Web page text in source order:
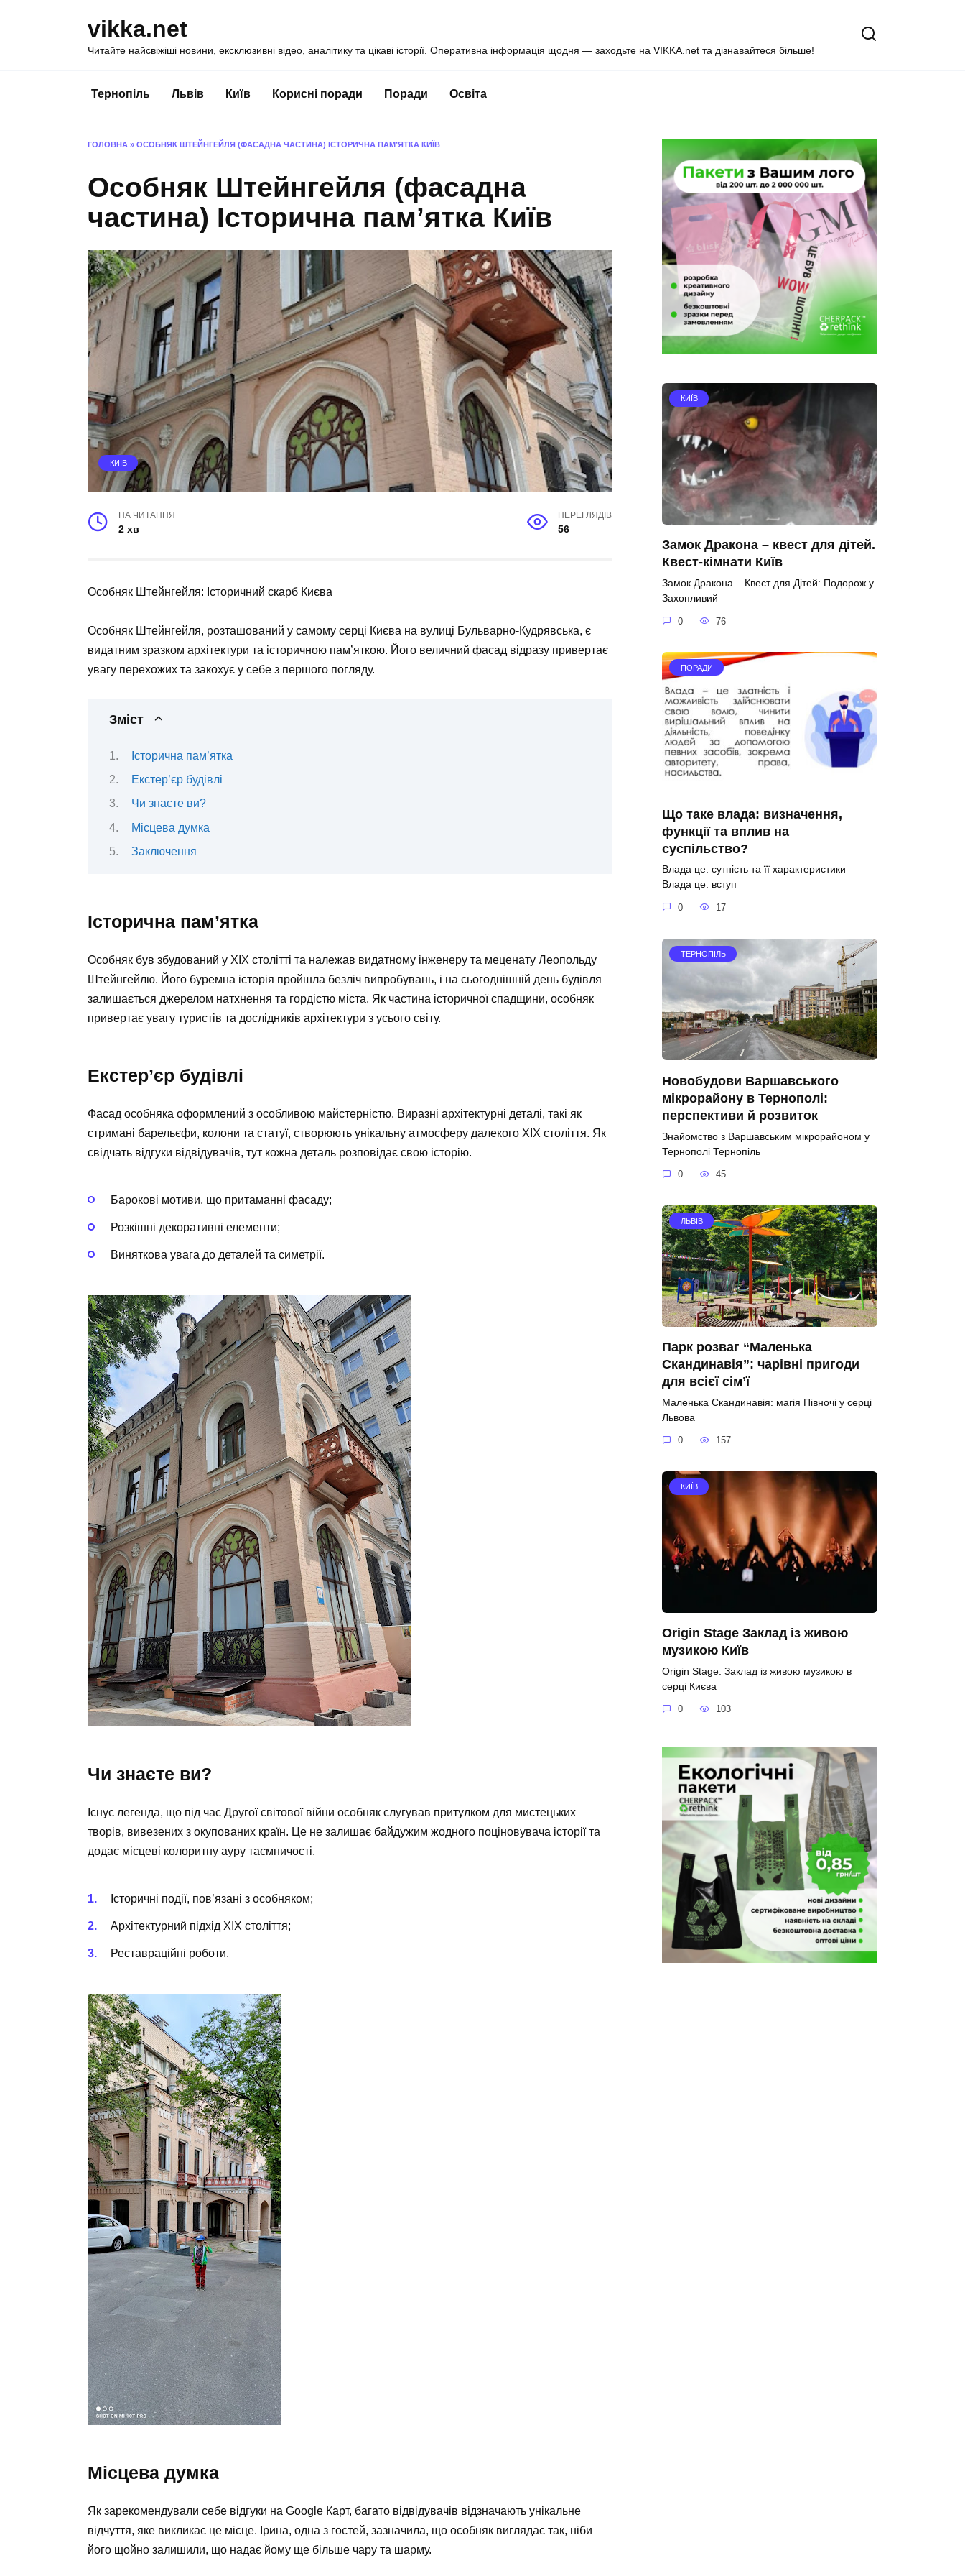
vikka.net
Читайте найсвіжіші новини, ексклюзивні відео, аналітику та цікаві історії. Оперативна інформація щодня — заходьте на VIKKA.net та дізнавайтеся більше!
Тернопіль Львів Київ Корисні поради Поради Освіта
ГОЛОВНА » ОСОБНЯК ШТЕЙНГЕЙЛЯ (ФАСАДНА ЧАСТИНА) ІСТОРИЧНА ПАМ’ЯТКА КИЇВ
Особняк Штейнгейля (фасадна
частина) Історична пам’ятка Київ
КИЇВ
НА ЧИТАННЯ
2 хв
ПЕРЕГЛЯДІВ
56
Особняк Штейнгейля: Історичний скарб Києва
Особняк Штейнгейля, розташований у самому серці Києва на вулиці Бульварно-Кудрявська, є
видатним зразком архітектури та історичною пам’яткою. Його величний фасад відразу привертає
увагу перехожих та закохує у себе з першого погляду.
Зміст
Історична пам’ятка
Екстер’єр будівлі
Чи знаєте ви?
Місцева думка
Заключення
Історична пам’ятка
Особняк був збудований у XIX столітті та належав видатному інженеру та меценату Леопольду
Штейнгейлю. Його буремна історія пройшла безліч випробувань, і на сьогоднішній день будівля
залишається джерелом натхнення та гордістю міста. Як частина історичної спадщини, особняк
привертає увагу туристів та дослідників архітектури з усього світу.
Екстер’єр будівлі
Фасад особняка оформлений з особливою майстерністю. Виразні архітектурні деталі, такі як
стримані барельєфи, колони та статуї, створюють унікальну атмосферу далекого XIX століття. Як
свідчать відгуки відвідувачів, тут кожна деталь розповідає свою історію.
Барокові мотиви, що притаманні фасаду;
Розкішні декоративні елементи;
Виняткова увага до деталей та симетрії.
Чи знаєте ви?
Існує легенда, що під час Другої світової війни особняк слугував притулком для мистецьких
творів, вивезених з окупованих країн. Це не залишає байдужим жодного поціновувача історії та
додає місцеві колоритну ауру таємничості.
Історичні події, пов’язані з особняком;
Архітектурний підхід XIX століття;
Реставраційні роботи.
Місцева думка
Як зарекомендували себе відгуки на Google Карт, багато відвідувачів відзначають унікальне
відчуття, яке викликає це місце. Ірина, одна з гостей, зазначила, що особняк виглядає так, ніби
його щойно залишили, що надає йому ще більше чару та шарму.
КИЇВ
Замок Дракона – квест для дітей.
Квест-кімнати Київ
Замок Дракона – Квест для Дітей: Подорож у
Захопливий
0 76
ПОРАДИ
Що таке влада: визначення,
функції та вплив на
суспільство?
Влада це: сутність та її характеристики
Влада це: вступ
0 17
ТЕРНОПІЛЬ
Новобудови Варшавського
мікрорайону в Тернополі:
перспективи й розвиток
Знайомство з Варшавським мікрорайоном у
Тернополі Тернопіль
0 45
ЛЬВІВ
Парк розваг “Маленька
Скандинавія”: чарівні пригоди
для всієї сім’ї
Маленька Скандинавія: магія Півночі у серці
Львова
0 157
КИЇВ
Origin Stage Заклад із живою
музикою Київ
Origin Stage: Заклад із живою музикою в
серці Києва
0 103